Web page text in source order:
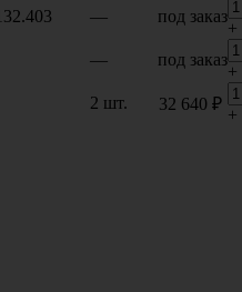
— под заказ
+
— под заказ
+
2 шт. 32 640 ₽
+